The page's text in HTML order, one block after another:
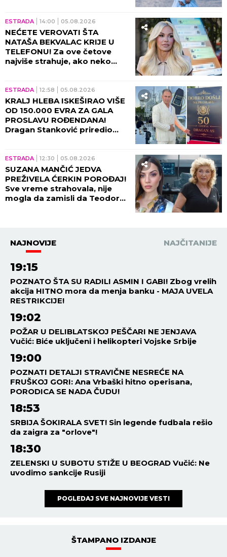
ESTRADA 14:00 05.08.2026
NEĆETE VEROVATI ŠTA
NATAŠA BEKVALAC KRIJE U
TELEFONU! Za ove četove
najviše strahuje, ako neko
ESTRADA 12:58 05.08.2026
KRALJ HLEBA ISKEŠIRAO VIŠE
OD 150.000 EVRA ZA GALA
PROSLAVU ROĐENDANA!
Dragan Stanković priredio
planu!
ESTRADA 12:30 05.08.2026
SUZANA MANČIĆ JEDVA
PREŽIVELA ĆERKIN POROĐAJ!
Sve vreme strahovala, nije
mogla da zamisli da Teodora
NAJNOVIJE NAJČITANIJE
19:15
POZNATO ŠTA SU RADILI ASMIN I GABI! Zbog vrelih
akcija HITNO mora da menja banku - MAJA UVELA
RESTRIKCIJE!
19:02
POŽAR U DELIBLATSKOJ PEŠČARI NE JENJAVA
Vučić: Biće uključeni i helikopteri Vojske Srbije
19:00
POZNATI DETALJI STRAVIČNE NESREĆE NA
FRUŠKOJ GORI: Ana Vrbaški hitno operisana,
PORODICA SE NADA ČUDU!
18:53
SRBIJA ŠOKIRALA SVET! Sin legende fudbala rešio
da zaigra za "orlove"!
18:30
ZELENSKI U SUBOTU STIŽE U BEOGRAD Vučić: Ne
uvodimo sankcije Rusiji
POGLEDAJ SVE NAJNOVIJE VESTI
ŠTAMPANO IZDANJE